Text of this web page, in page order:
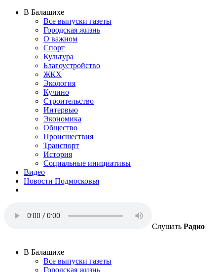
В Балашихе
Все выпуски газеты
Городская жизнь
О важном
Спорт
Культура
Благоустройство
ЖКХ
Экология
Кучино
Строительство
Интервью
Экономика
Общество
Происшествия
Транспорт
История
Социальные инициативы
Видео
Новости Подмосковья
Слушать Радио
В Балашихе
Все выпуски газеты
Городская жизнь